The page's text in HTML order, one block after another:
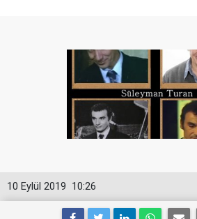
10:26
10 Eylül 2019